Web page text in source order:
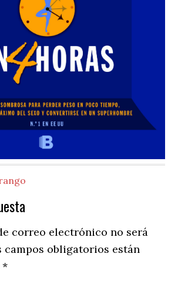
correo electrónico no será
campos obligatorios están
*